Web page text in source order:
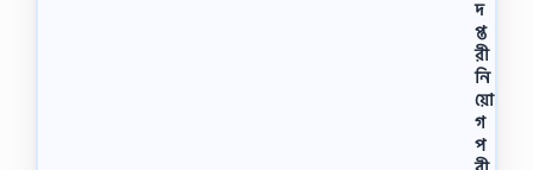
দ
প্ত
রী
নি
য়ো
গ
প